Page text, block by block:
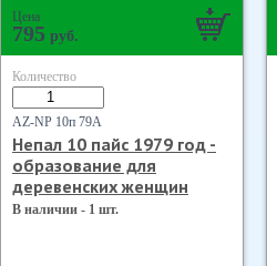
Цена
795 руб.
Количество
AZ-NP 10п 79А
Непал 10 пайс 1979 год -
образование для
деревенских женщин
В наличии - 1 шт.